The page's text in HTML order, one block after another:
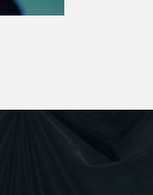
viņi ir
un